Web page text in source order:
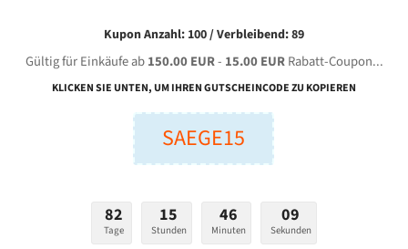
SH 400 CNC FES für 4400 mm Bi-Metall
Breite (mm):
Kupon Anzahl: 100 / Verbleibend: 89
Gültig für Einkäufe ab150.00 EUR- 15.00 EURRabatt-Coupon...
KLICKEN SIE UNTEN, UM IHREN GUTSCHEINCODE ZU KOPIEREN
SAEGE15
82
Tage
15
Stunden
46
Minuten
08
Sekunden